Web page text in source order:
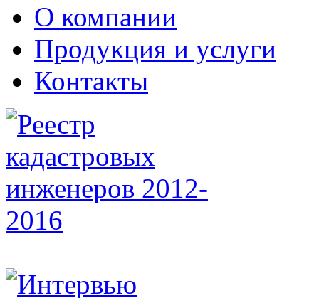
О компании
Продукция и услуги
Контакты